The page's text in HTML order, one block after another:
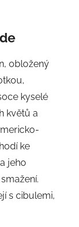
obložený
kyselé
květů a
ke
jeho
s cibulemi,